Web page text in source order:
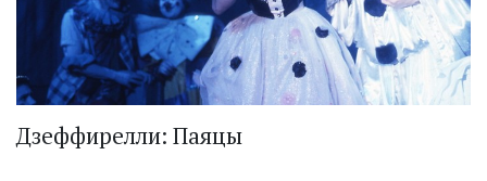
Дзеффирелли: Паяцы